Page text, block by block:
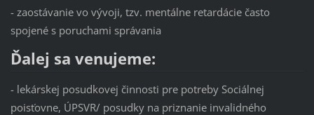
- zaostávanie vo vývoji, tzv. mentálne retardácie často
spojené s poruchami správania
Ďalej sa venujeme:
- lekárskej posudkovej činnosti pre potreby Sociálnej
poisťovne, ÚPSVR/ posudky na priznanie invalidného